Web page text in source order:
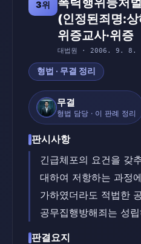
3위
(인정된죄명:상
위증교사·위증
대법원 · 2006. 9. 8.
형법 · 무결 정리
무결
형법 담당 · 이 판례 정리
판시사항
긴급체포의 요건을 갖
대하여 저항하는 과정
가하였더라도 적법한
공무집행방해죄는 성
판결요지